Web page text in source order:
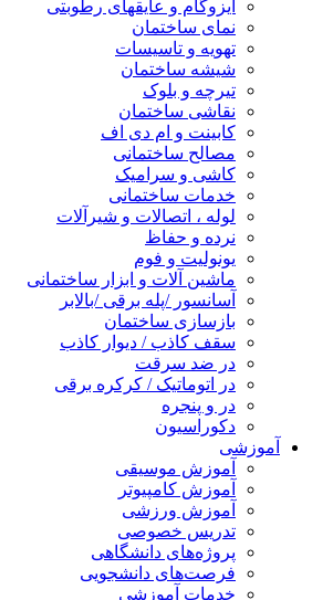
ایزوگام و عایقهای رطوبتی
نمای ساختمان
تهویه و تاسیسات
شیشه ساختمان
تیرچه و بلوک
نقاشی ساختمان
کابینت و ام دی اف
مصالح ساختمانی
کاشی و سرامیک
خدمات ساختمانی
لوله ، اتصالات و شیرآلات
نرده و حفاظ
یونولیت و فوم
ماشین آلات و ابزار ساختمانی
آسانسور /پله برقی /بالابر
بازسازی ساختمان
سقف کاذب / دیوار کاذب
در ضد سرقت
در اتوماتیک / کرکره برقی
در و پنجره
دکوراسیون
آموزشی
آموزش موسیقی
آموزش کامپیوتر
آموزش ورزشی
تدریس خصوصی
پروژه‌های دانشگاهی
فرصت‌های دانشجویی
خدمات آموزشی